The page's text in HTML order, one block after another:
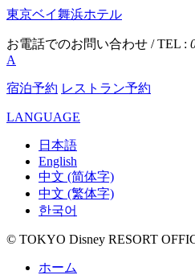
東京ベイ舞浜ホテル
お電話でのお問い合わせ / TEL :
A
宿泊予約 レストラン予約
LANGUAGE
日本語
English
中文 (简体字)
中文 (繁体字)
한국어
© TOKYO Disney RESORT
ホーム